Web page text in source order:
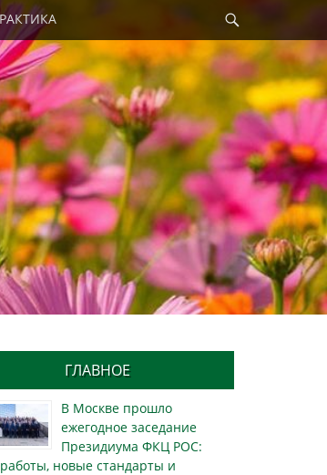
ГЛАВНОЕ
В Москве прошло
ежегодное заседание
Президиума ФКЦ РОС:
новые стандарты и